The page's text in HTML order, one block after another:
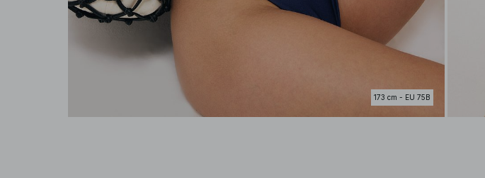
173 cm - EU 75B